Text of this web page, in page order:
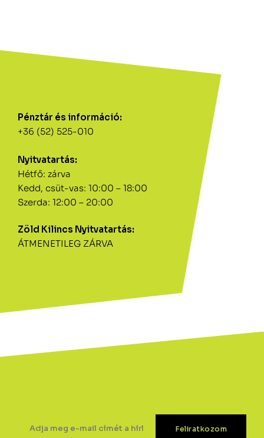
Pénztár és információ:
+36 (52) 525-010
Nyitvatartás:
Hétfő: zárva
Kedd, csüt-vas: 10:00 – 18:00
Szerda: 12:00 – 20:00
Zöld Kilincs Nyitvatartás:
ÁTMENETILEG ZÁRVA